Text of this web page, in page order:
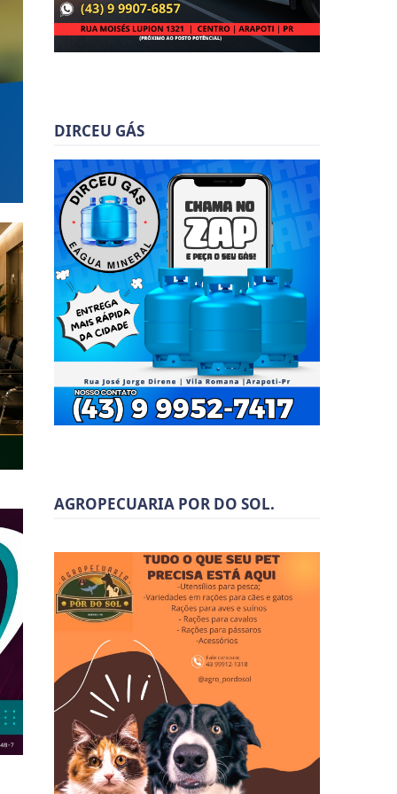
DIRCEU GÁS
AGROPECUARIA POR DO SOL.